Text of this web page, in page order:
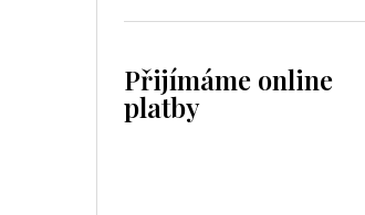
Přijímáme online
platby